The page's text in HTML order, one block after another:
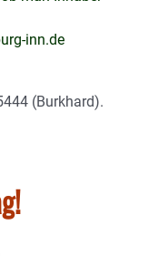
inn.de
(Burkhard).